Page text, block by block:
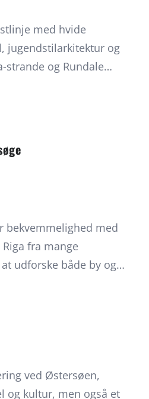
med hvide
jugendstilarkitektur og
strande og Rundale
bekvemmelighed med
fra mange
udforske både by og
priser,
en bil giver frihed til at
ved Østersøen,
og kultur, men også et